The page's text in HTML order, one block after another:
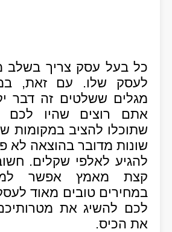
כל בעל עסק צריך בשלב
לעסק שלו. עם זאת,
מגלים ששלטים זה דבר
אתם רוצים שהיו לכם
שתוכלו להציב במקומות
שונות מדובר בהוצאה לא
להגיע לאלפי שקלים.
קצת מאמץ אפשר
במחירים טובים מאוד
לכם להשיג את
את הכיס.